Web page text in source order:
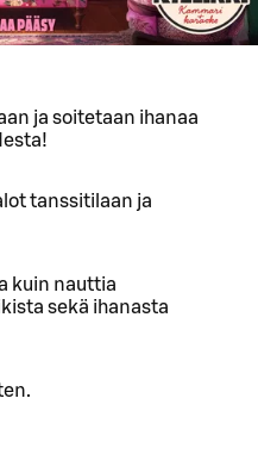
ja soitetaan ihanaa
tanssitilaan ja
kuin nauttia
sekä ihanasta